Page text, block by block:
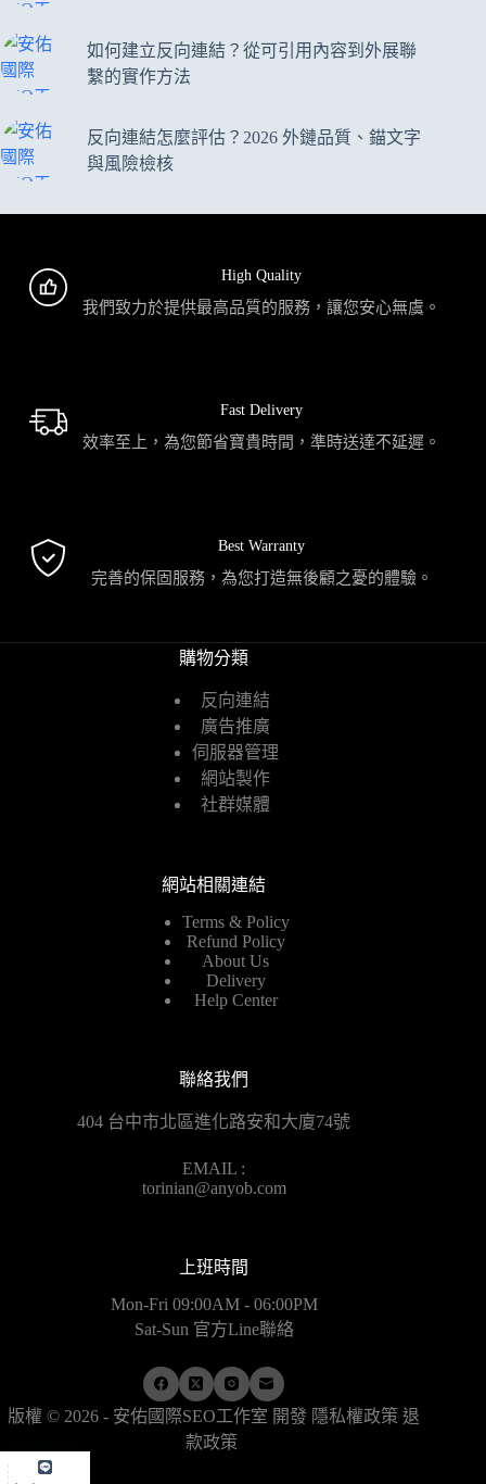
如何建立反向連結？從可引用內容到外展聯
繫的實作方法
反向連結怎麼評估？2026 外鏈品質、錨文字
與風險檢核
High Quality
我們致力於提供最高品質的服務，讓您安心無虞。
Fast Delivery
效率至上，為您節省寶貴時間，準時送達不延遲。
Best Warranty
完善的保固服務，為您打造無後顧之憂的體驗。
購物分類
反向連結
廣告推廣
伺服器管理
網站製作
社群媒體
網站相關連結
Terms & Policy
Refund Policy
About Us
Delivery
Help Center
聯絡我們
404 台中市北區進化路安和大廈74號
EMAIL :
torinian@anyob.com
上班時間
Mon-Fri 09:00AM - 06:00PM
Sat-Sun 官方Line聯絡
版權 © 2026 - 安佑國際SEO工作室 開發 隱私權政策 退
款政策